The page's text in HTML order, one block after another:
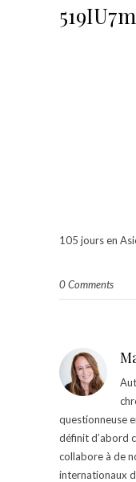
105 jours en
0 Comments
questionneuse
définit d’abord
collabore à de
internationaux